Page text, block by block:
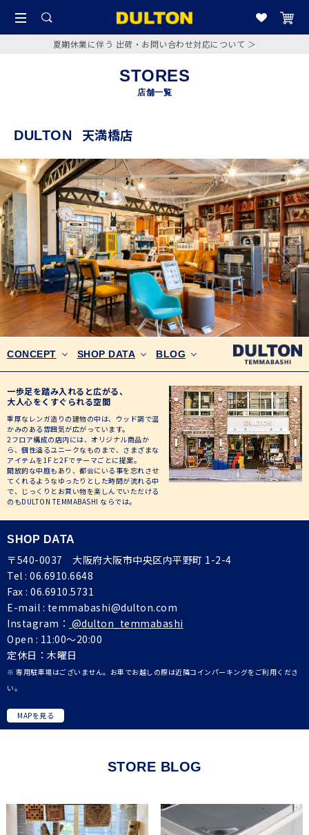
夏期休業に伴う 出荷・お問い合わせ対応について ＞
STORES
店舗一覧
DULTON 天満橋店
CONCEPT SHOP DATA BLOG
一歩足を踏み入れると広がる、
大人心をくすぐられる空間
重厚なレンガ造りの建物の中は、ウッド調で温
かみのある雰囲気が広がっています。
2フロア構成の店内には、オリジナル商品か
ら、個性溢るユニークなものまで、さまざまな
アイテムを1Fと2Fでテーマごとに提案。
開放的な中庭もあり、都会にいる事を忘れさせ
てくれるようなゆったりとした時間が流れる中
で、じっくりとお買い物を楽しんでいただける
のもDULTON TEMMABASHI ならでは。
SHOP DATA
〒540-0037 大阪府大阪市中央区内平野町 1-2-4
Tel : 06.6910.6648
Fax : 06.6910.5731
E-mail : temmabashi@dulton.com
Instagram： @dulton_temmabashi
Open : 11:00～20:00
定休日：木曜日
※ 専用駐車場はございません。お車でお越しの際は近隣コインパーキングをご利用くださ
い。
MAPを見る
STORE BLOG